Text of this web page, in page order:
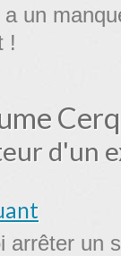
un
!
d'un
arrêter un